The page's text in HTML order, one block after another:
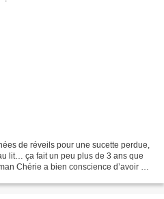
de réveils pour une sucette perdue,
lit… ça fait un peu plus de 3 ans que
Chérie a bien conscience d’avoir de